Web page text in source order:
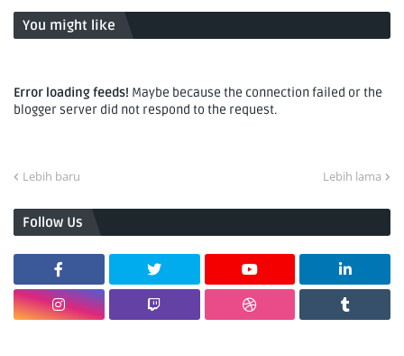
You might like
Error loading feeds! Maybe because the connection failed or the
blogger server did not respond to the request.
Lebih baru Lebih lama
Follow Us